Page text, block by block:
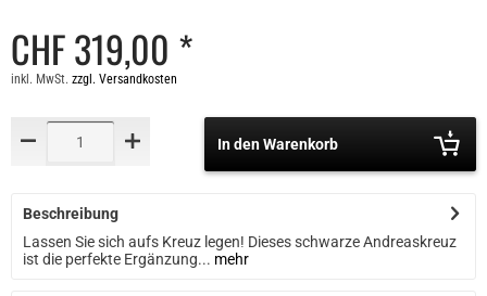
CHF 319,00 *
inkl. MwSt. zzgl. Versandkosten
In den Warenkorb
Beschreibung
Lassen Sie sich aufs Kreuz legen! Dieses schwarze Andreaskreuz
ist die perfekte Ergänzung... mehr